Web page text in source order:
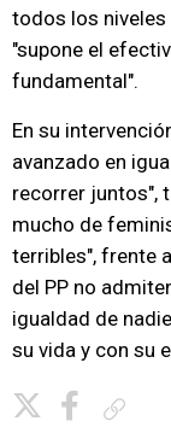
todos los niveles
"supone el
fundamental".
En su
avanzado en
recorrer juntos",
mucho de
terribles", frente
del PP no
igualdad de
su vida y con su